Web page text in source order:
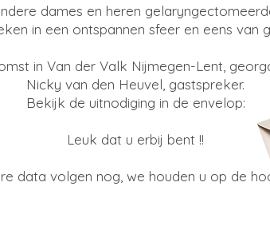
dames en heren
in een ontspannen sfeer en eens van
in Van der Valk Nijmegen-Lent,
Nicky van den Heuvel, gastspreker.
Bekijk de uitnodiging in de envelop:
Leuk dat u erbij bent !!
data volgen nog, we houden u op de